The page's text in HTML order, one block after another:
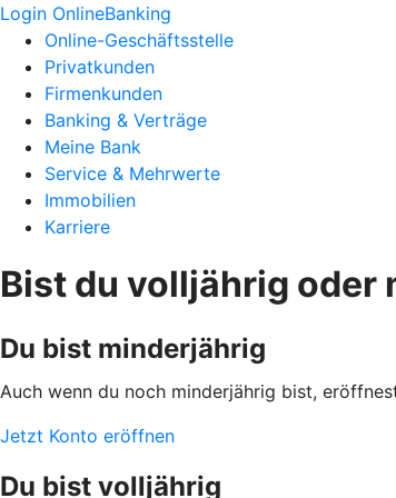
Login OnlineBanking
Online-Geschäftsstelle
Privatkunden
Firmenkunden
Banking & Verträge
Meine Bank
Service & Mehrwerte
Immobilien
Karriere
Bist du volljährig oder
Du bist minderjährig
Auch wenn du noch minderjährig bist,
Jetzt Konto eröffnen
Du bist volljährig